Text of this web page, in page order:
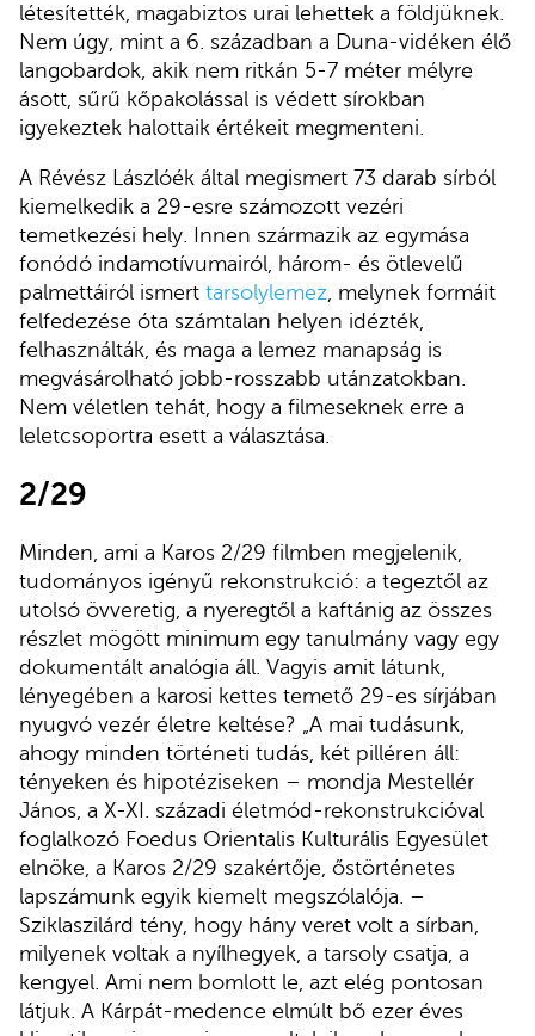
létesítették, magabiztos urai lehettek a földjüknek.
Nem úgy, mint a 6. században a Duna-vidéken élő
langobardok, akik nem ritkán 5-7 méter mélyre
ásott, sűrű kőpakolással is védett sírokban
igyekeztek halottaik értékeit megmenteni.
A Révész Lászlóék által megismert 73 darab sírból
kiemelkedik a 29-esre számozott vezéri
temetkezési hely. Innen származik az egymása
fonódó indamotívumairól, három- és ötlevelű
palmettáiról ismert tarsolylemez , melynek formáit
felfedezése óta számtalan helyen idézték,
felhasználták, és maga a lemez manapság is
megvásárolható jobb-rosszabb utánzatokban.
Nem véletlen tehát, hogy a filmeseknek erre a
leletcsoportra esett a választása.
2/29
Minden, ami a Karos 2/29 filmben megjelenik,
tudományos igényű rekonstrukció: a tegeztől az
utolsó övveretig, a nyeregtől a kaftánig az összes
részlet mögött minimum egy tanulmány vagy egy
dokumentált analógia áll. Vagyis amit látunk,
lényegében a karosi kettes temető 29-es sírjában
nyugvó vezér életre keltése? „A mai tudásunk,
ahogy minden történeti tudás, két pilléren áll:
tényeken és hipotéziseken – mondja Mestellér
János, a X-XI. századi életmód-rekonstrukcióval
foglalkozó Foedus Orientalis Kulturális Egyesület
elnöke, a Karos 2/29 szakértője, őstörténetes
lapszámunk egyik kiemelt megszólalója. –
Sziklaszilárd tény, hogy hány veret volt a sírban,
milyenek voltak a nyílhegyek, a tarsoly csatja, a
kengyel. Ami nem bomlott le, azt elég pontosan
látjuk. A Kárpát-medence elmúlt bő ezer éves